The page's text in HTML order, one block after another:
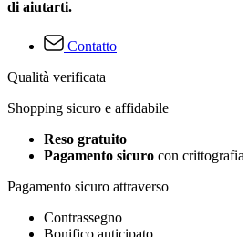
di aiutarti.
Contatto
Qualità verificata
Shopping sicuro e affidabile
Reso gratuito
Pagamento sicuro con crittografia
Pagamento sicuro attraverso
Contrassegno
Bonifico anticipato